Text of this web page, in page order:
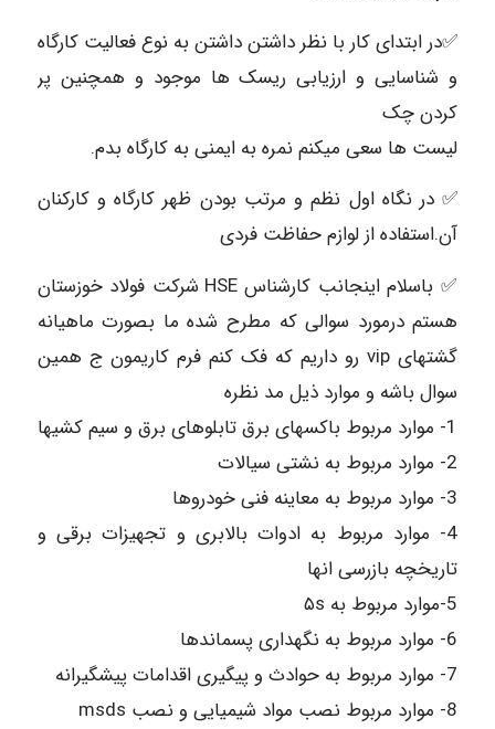
✅در ابتدای کار با نظر داشتن داشتن به نوع فعالیت کارگاه
و شناسایی و ارزیابی ریسک ها موجود و همچنین پر
کردن چک
لیست ها سعی میکنم نمره به ایمنی به کارگاه بدم.
✅ در نگاه اول نظم و مرتب بودن ظهر کارگاه و کارکنان
آن.استفاده از لوازم حفاظت فردی
✅ باسلام اینجانب کارشناس HSE شرکت فولاد خوزستان
هستم درمورد سوالی که مطرح شده ما بصورت ماهیانه
گشتهای vip رو داریم که فک کنم فرم کاریمون ج همین
سوال باشه و موارد ذیل مد نظره
1- موارد مربوط باکسهای برق تابلوهای برق و سیم کشیها
2- موارد مربوط به نشتی سیالات
3- موارد مربوط به معاینه فنی خودروها
4- موارد مربوط به ادوات بالابری و تجهیزات برقی و
تاریخچه بازرسی انها
5-موارد مربوط به ۵s
6- موارد مربوط به نگهداری پسماندها
7- موارد مربوط به حوادث و پیگیری اقدامات پیشگیرانه
8- موارد مربوط نصب مواد شیمیایی و نصب msds